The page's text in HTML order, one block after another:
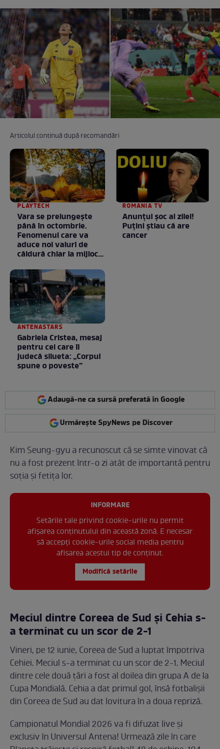
Articolul continuă după recomandări
PLAYTECH
Vara se prelungeşte
până în octombrie.
Fenomenul care va
aduce noi valuri de
căldură chiar la mijlocul
ROMANIA TV
Anunţul şoc al zilei!
Puţini ştiau că are
cancer
ANTENASTARS
Gabriela Cristea, mesaj
pentru cei care îi
judecă silueta: „Corpul
spune o poveste”
Adaugă-ne ca sursă preferată în Google
Urmărește SpyNews pe Discover
Kim Seung-gyu a recunoscut că se simte vinovat că
nu a fost prezent într-o zi atât de importantă pentru
soția și fetița lor.
INFORMARE
Setările tale privind cookie-urile nu permit
afișarea conținutului din această zonă. E necesar
să accepți cookie-urile social media pentru
afisarea acestui tip de conținut.
Modifică setările
Meciul dintre Coreea de Sud și Cehia s-
a terminat cu un scor de 2-1
Vineri, pe 12 iunie, Coreea de Sud a luptat împotriva
Cehiei. Meciul s-a terminat cu un scor de 2-1. Meciul
dintre cele două țări a fost al doilea din grupa A de la
Cupa Mondială. Cehia a dat primul gol, însă fotbalișii
din Coreea de Sud au dat lovitura în a doua repriză.
Campionatul Mondial 2026 va fi difuzat live şi
exclusiv în Universul Antena! Urmează zile în care